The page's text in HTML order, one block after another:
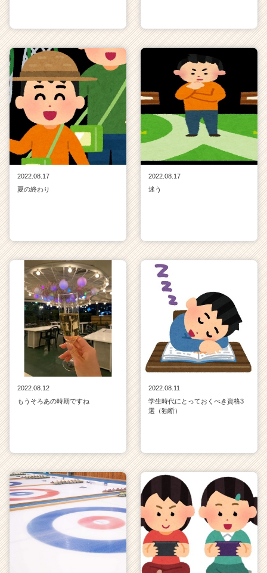
2022.08.17
夏の終わり
2022.08.17
迷う
2022.08.12
もうそろあの時期ですね
2022.08.11
学生時代にとっておくべき資格3
選（独断）